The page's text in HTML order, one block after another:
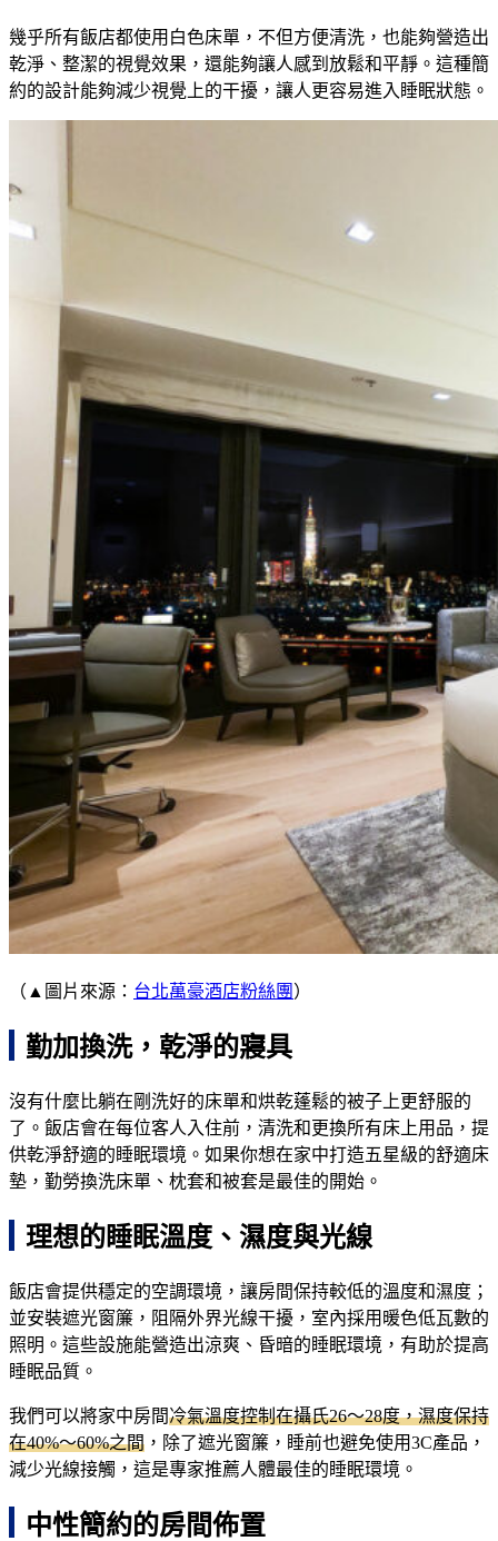
幾乎所有飯店都使用白色床單，不但方便清洗，也能夠營造出
乾淨、整潔的視覺效果，還能夠讓人感到放鬆和平靜。這種簡
約的設計能夠減少視覺上的干擾，讓人更容易進入睡眠狀態。
（▲圖片來源： 台北萬豪酒店粉絲團 ）
勤加換洗，乾淨的寢具
沒有什麼比躺在剛洗好的床單和烘乾蓬鬆的被子上更舒服的
了。飯店會在每位客人入住前，清洗和更換所有床上用品，提
供乾淨舒適的睡眠環境。如果你想在家中打造五星級的舒適床
墊，勤勞換洗床單、枕套和被套是最佳的開始。
理想的睡眠溫度、濕度與光線
飯店會提供穩定的空調環境，讓房間保持較低的溫度和濕度；
並安裝遮光窗簾，阻隔外界光線干擾，室內採用暖色低瓦數的
照明。這些設施能營造出涼爽、昏暗的睡眠環境，有助於提高
睡眠品質。
我們可以將家中房間冷氣溫度控制在攝氏26～28度，濕度保持
在40%～60%之間 ，除了遮光窗簾，睡前也避免使用3C產品，
減少光線接觸，這是專家推薦人體最佳的睡眠環境。
中性簡約的房間佈置